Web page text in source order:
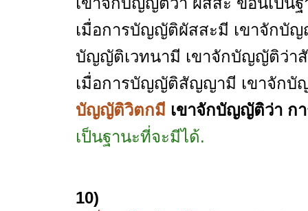
เมื่อการบัญญัติผัสสะมี เขาจักบัญ
บัญญัติเวทนามี เขาจักบัญญัติว่า
เมื่อการบัญญัติสัญญามี เขาจักบั
บัญญัติวิตกมี เขาจักบัญญัติว่า ก
เป็นฐานะที่จะมีได้.
10)